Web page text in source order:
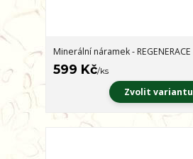
Minerální náramek - REGENERACE
599 Kč/ks
Zvolit variantu